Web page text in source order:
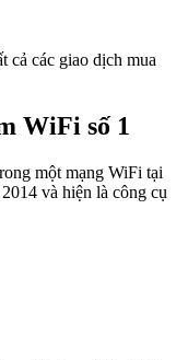
các giao dịch mua
WiFi số 1
một mạng WiFi tại
và hiện là công cụ